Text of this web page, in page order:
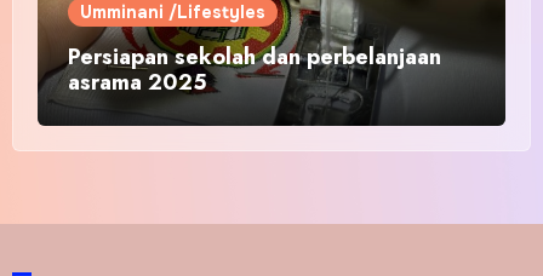
Umminani /Lifestyles
Persiapan sekolah dan perbelanjaan
asrama 2025